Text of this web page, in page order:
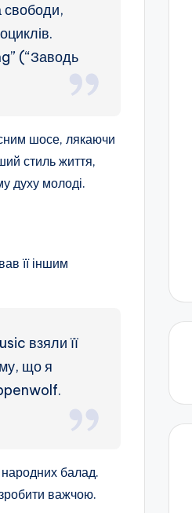
свободи,
(“Заводь
шосе, лякаючи
стиль життя,
духу молоді.
її іншим
взяли її
що я
балад.
важчою.